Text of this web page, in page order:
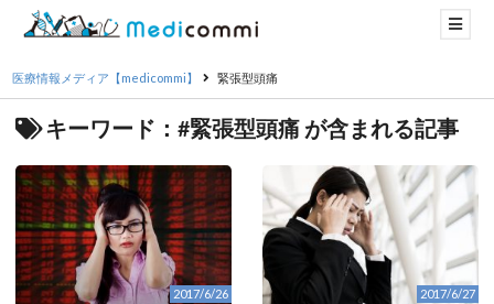
医療情報メディア【medicommi】 緊張型頭痛
キーワード：#緊張型頭痛 が含まれる記事
2017/6/26 2017/6/27